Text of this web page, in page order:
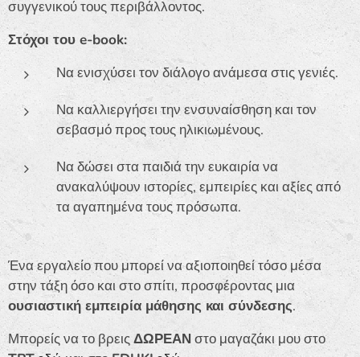
συγγενικού τους περιβάλλοντος.
Στόχοι του e-book:
Να ενισχύσει τον διάλογο ανάμεσα στις γενιές.
Να καλλιεργήσει την ενσυναίσθηση και τον
σεβασμό προς τους ηλικιωμένους.
Να δώσει στα παιδιά την ευκαιρία να
ανακαλύψουν ιστορίες, εμπειρίες και αξίες από
τα αγαπημένα τους πρόσωπα.
Ένα εργαλείο που μπορεί να αξιοποιηθεί τόσο μέσα
στην τάξη όσο και στο σπίτι, προσφέροντας μια
ουσιαστική εμπειρία μάθησης και σύνδεσης.
Μπορείς να το βρειςΔΩΡΕΑΝστο μαγαζάκι μου στο